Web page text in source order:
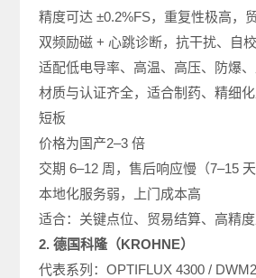
精度可达 ±0.2%FS，重复性极高，
双频励磁 + 心跳诊断，抗干扰、自
适配低电导率、高温、高压、防爆
材质与认证齐全，适合制药、精细
短板
价格为国产2–3 倍
交期 6–12 周，售后响应慢（7–15 天
本地化服务弱，上门成本高
适合：关键点位、贸易结算、高精
2. 德国科隆（KROHNE）
代表系列：OPTIFLUX 4300 /